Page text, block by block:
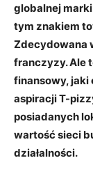
globalnej
tym znakiem
Zdecydowana
franczyzy. Ale
finansowy, jaki
aspiracji T-
posiadanych
wartość sieci
działalności.